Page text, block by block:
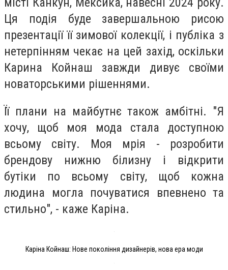
Ця подія буде завершальною рисою
презентації її зимової колекції, і публіка з
нетерпінням чекає на цей захід, оскільки
Карина Койнаш завжди дивує своїми
новаторськими рішеннями.
Її плани на майбутнє також амбітні. "Я
хочу, щоб моя мода стала доступною
всьому світу. Моя мрія - розробити
брендову нижню білизну і відкрити
бутіки по всьому світу, щоб кожна
людина могла почуватися впевнено та
стильно", - каже Каріна.
Каріна Койнаш: Нове покоління дизайнерів, нова ера моди